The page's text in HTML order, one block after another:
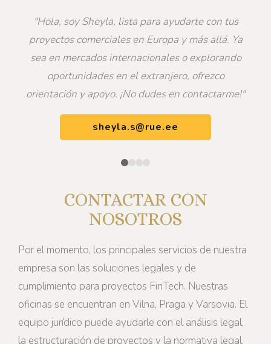
"Hola, soy Sheyla, lista para ayudarte con tus
proyectos comerciales en Europa y más allá. Ya
sea en mercados internacionales o explorando
oportunidades en el extranjero, ofrezco
orientación y apoyo. ¡No dudes en contactarme!"
sheyla.s@rue.ee
CONTACTAR CON
NOSOTROS
Por el momento, los principales servicios de nuestra
empresa son las soluciones legales y de
cumplimiento para proyectos FinTech. Nuestras
oficinas se encuentran en Vilna, Praga y Varsovia. El
equipo jurídico puede ayudarle con el análisis legal,
la estructuración de proyectos y la normativa legal.